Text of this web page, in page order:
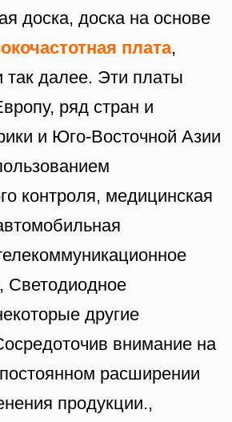
доска, доска на основе
плата,
так далее. Эти платы
ряд стран и
и Юго-Восточной Азии
контроля, медицинская
Светодиодное
другие
внимание на
расширении
продукции.,